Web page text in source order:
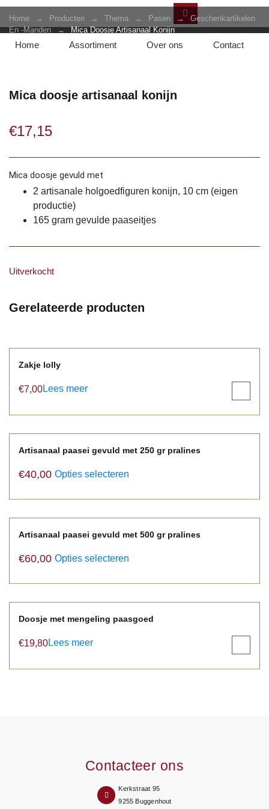
Home Assortiment Over ons Contact
Home → Producten → Thema → Pasen →
Geschenkartikelen
En -manden
→ Mica Doosje Artisanaal Konijn
Mica doosje artisanaal konijn
€17,15
Mica doosje gevuld met
2 artisanale holgoedfiguren konijn, 10 cm (eigen
productie)
165 gram gevulde paaseitjes
Uitverkocht
Gerelateerde producten
Zakje lolly
€7,00
product
Lees meer
Artisanaal paasei gevuld met 250 gr pralines
€40,00 Opties selecteren
Artisanaal paasei gevuld met 500 gr pralines
€60,00 Opties selecteren
Doosje met mengeling paasgoed
€19,80
product
Lees meer
Contacteer ons
Kerkstraat 95
9255 Buggenhout